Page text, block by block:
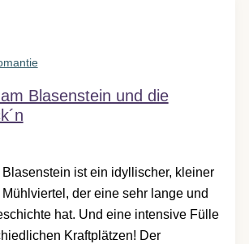
Blasenstein und die
Blasenstein ist ein idyllischer, kleiner
der eine sehr lange und
hat. Und eine intensive Fülle
Kraftplätzen! Der